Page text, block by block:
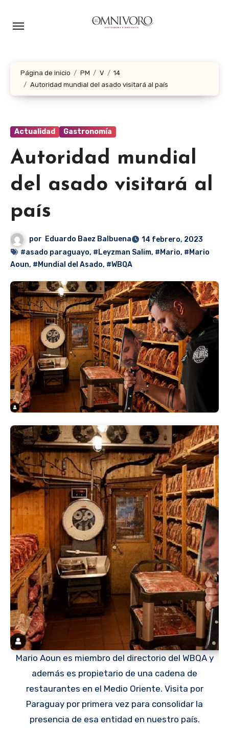
Página de inicio PM V
14
Autoridad mundial del asado visitará al país
Actualidad Gastronomía
Autoridad mundial
del asado visitará al
país
por Eduardo Baez Balbuena
14 febrero, 2023
#asado paraguayo, #Leyzman Salim, #Mario, #Mario
Aoun, #Mundial del Asado, #WBQA
Mario Aoun es miembro del directorio del WBQA y
además es propietario de una cadena de
restaurantes en el Medio Oriente. Visita por
Paraguay por primera vez para consolidar la
presencia de esa entidad en nuestro país.